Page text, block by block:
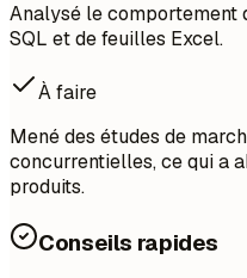
Analysé le comportement
SQL et de feuilles Excel.
À faire
Mené des études de
concurrentielles, ce qui a
produits.
Conseils rapides